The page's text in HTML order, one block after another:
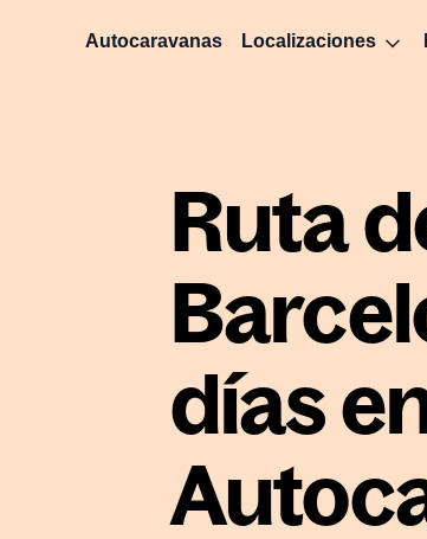
Autocaravanas Localizaciones
Ruta
días